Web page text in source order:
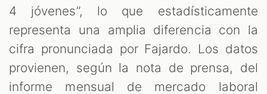
4 jóvenes”, lo que estadísticamente
representa una amplia diferencia con la
cifra pronunciada por Fajardo. Los datos
provienen, según la nota de prensa, del
informe mensual de mercado laboral